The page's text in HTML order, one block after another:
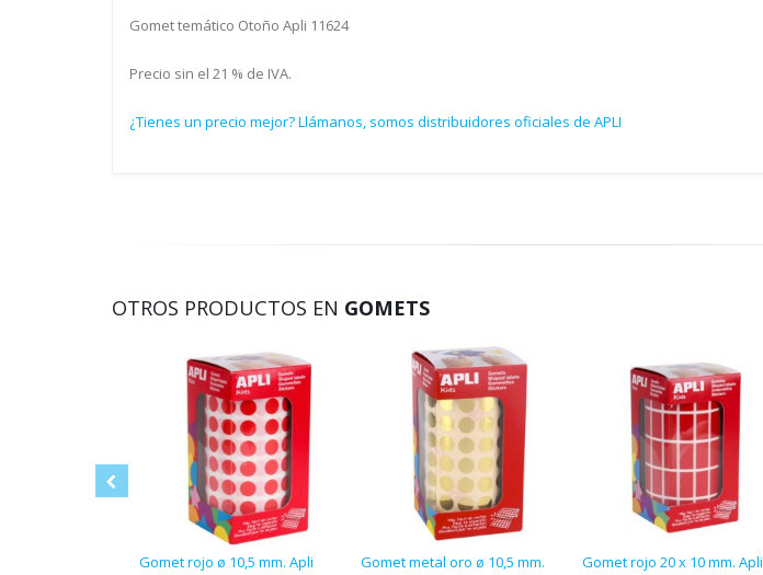
Gomet temático Otoño Apli 11624
Precio sin el 21 % de IVA.
¿Tienes un precio mejor? Llámanos, somos distribuidores oficiales de APLI
OTROS PRODUCTOS EN GOMETS
Gomet rojo ø 10,5 mm. Apli
Gomet metal oro ø 10,5 mm.
Gomet rojo 20 x 10 mm. Apli